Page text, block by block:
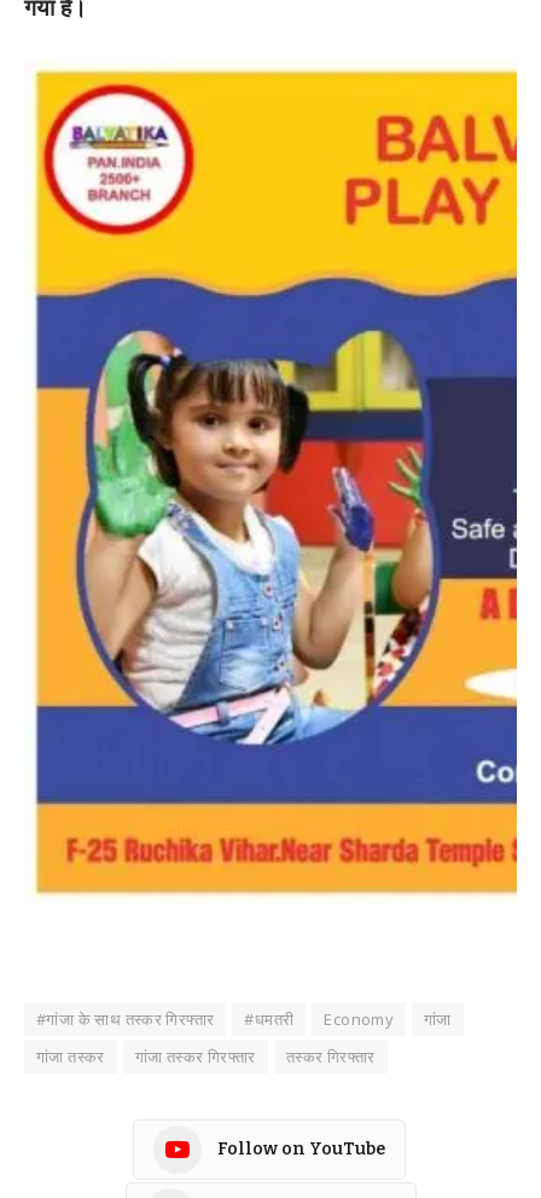
गया है।
#गांजा के साथ तस्कर गिरफ्तार #धमतरी Economy
गांजा
गांजा तस्कर
गांजा तस्कर गिरफ्तार तस्कर गिरफ्तार
Follow on YouTube